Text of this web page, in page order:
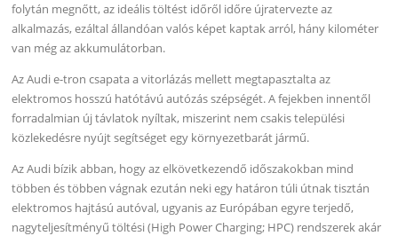
folytán megnőtt, az ideális töltést időről időre újratervezte az
alkalmazás, ezáltal állandóan valós képet kaptak arról, hány kilométer
van még az akkumulátorban.
Az Audi e-tron csapata a vitorlázás mellett megtapasztalta az
elektromos hosszú hatótávú autózás szépségét. A fejekben innentől
forradalmian új távlatok nyíltak, miszerint nem csakis települési
közlekedésre nyújt segítséget egy környezetbarát jármű.
Az Audi bízik abban, hogy az elkövetkezendő időszakokban mind
többen és többen vágnak ezután neki egy határon túli útnak tisztán
elektromos hajtású autóval, ugyanis az Európában egyre terjedő,
nagyteljesítményű töltési (High Power Charging; HPC) rendszerek akár